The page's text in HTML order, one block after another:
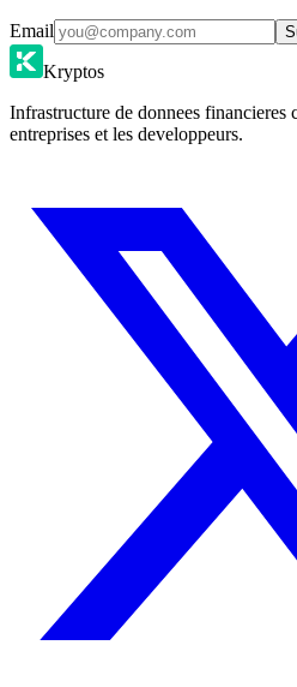
Email
Kryptos
Infrastructure de donnees financieres
entreprises et les developpeurs.